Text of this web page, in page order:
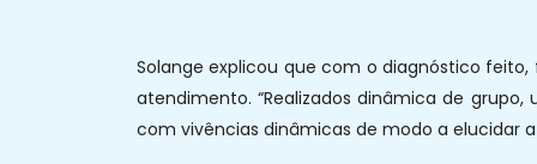
Solange explicou que com o diagnóstico
atendimento. “Realizados dinâmica de
com vivências dinâmicas de modo a elucidar